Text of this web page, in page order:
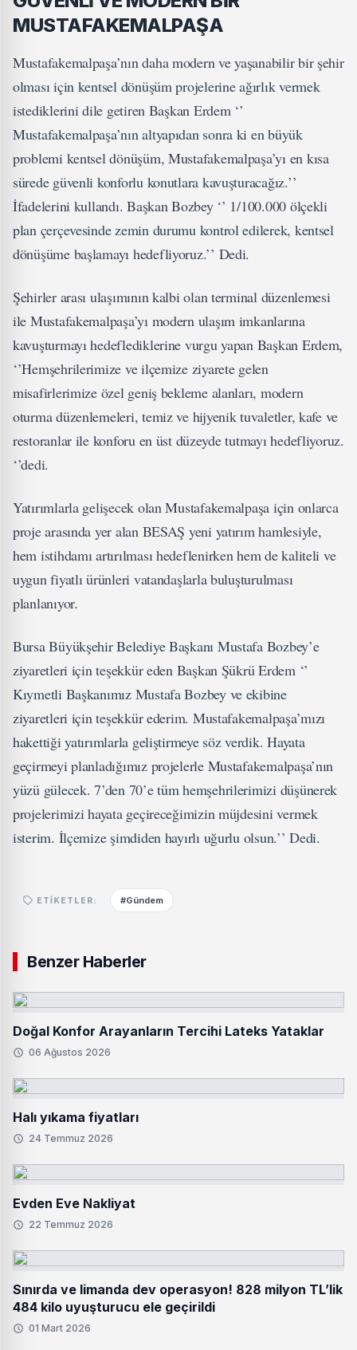
MUSTAFAKEMALPAŞA
Mustafakemalpaşa’nın daha modern ve yaşanabilir bir şehir
olması için kentsel dönüşüm projelerine ağırlık vermek
istediklerini dile getiren Başkan Erdem ‘’
Mustafakemalpaşa’nın altyapıdan sonra ki en büyük
problemi kentsel dönüşüm, Mustafakemalpaşa’yı en kısa
sürede güvenli konforlu konutlara kavuşturacağız.’’
İfadelerini kullandı. Başkan Bozbey ‘’ 1/100.000 ölçekli
plan çerçevesinde zemin durumu kontrol edilerek, kentsel
dönüşüme başlamayı hedefliyoruz.’’ Dedi.
Şehirler arası ulaşımının kalbi olan terminal düzenlemesi
ile Mustafakemalpaşa’yı modern ulaşım imkanlarına
kavuşturmayı hedeflediklerine vurgu yapan Başkan Erdem,
‘’Hemşehrilerimize ve ilçemize ziyarete gelen
misafirlerimize özel geniş bekleme alanları, modern
oturma düzenlemeleri, temiz ve hijyenik tuvaletler, kafe ve
restoranlar ile konforu en üst düzeyde tutmayı hedefliyoruz.
‘’dedi.
Yatırımlarla gelişecek olan Mustafakemalpaşa için onlarca
proje arasında yer alan BESAŞ yeni yatırım hamlesiyle,
hem istihdamı artırılması hedeflenirken hem de kaliteli ve
uygun fiyatlı ürünleri vatandaşlarla buluşturulması
planlanıyor.
Bursa Büyükşehir Belediye Başkanı Mustafa Bozbey’e
ziyaretleri için teşekkür eden Başkan Şükrü Erdem ‘’
Kıymetli Başkanımız Mustafa Bozbey ve ekibine
ziyaretleri için teşekkür ederim. Mustafakemalpaşa’mızı
hakettiği yatırımlarla geliştirmeye söz verdik. Hayata
geçirmeyi planladığımız projelerle Mustafakemalpaşa’nın
yüzü gülecek. 7’den 70’e tüm hemşehrilerimizi düşünerek
projelerimizi hayata geçireceğimizin müjdesini vermek
isterim. İlçemize şimdiden hayırlı uğurlu olsun.’’ Dedi.
ETIKETLER: #Gündem
Benzer Haberler
Doğal Konfor Arayanların Tercihi Lateks Yataklar
06 Ağustos 2026
Halı yıkama fiyatları
24 Temmuz 2026
Evden Eve Nakliyat
22 Temmuz 2026
Sınırda ve limanda dev operasyon! 828 milyon TL’lik
484 kilo uyuşturucu ele geçirildi
01 Mart 2026